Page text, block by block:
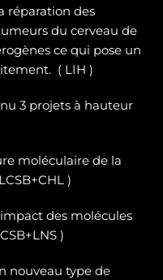
réparation des
du cerveau de
ce qui pose un
( LIH )
3 projets à hauteur
moléculaire de la
)
des molécules
)
nouveau type de